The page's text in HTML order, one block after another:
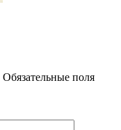
Обязательные поля